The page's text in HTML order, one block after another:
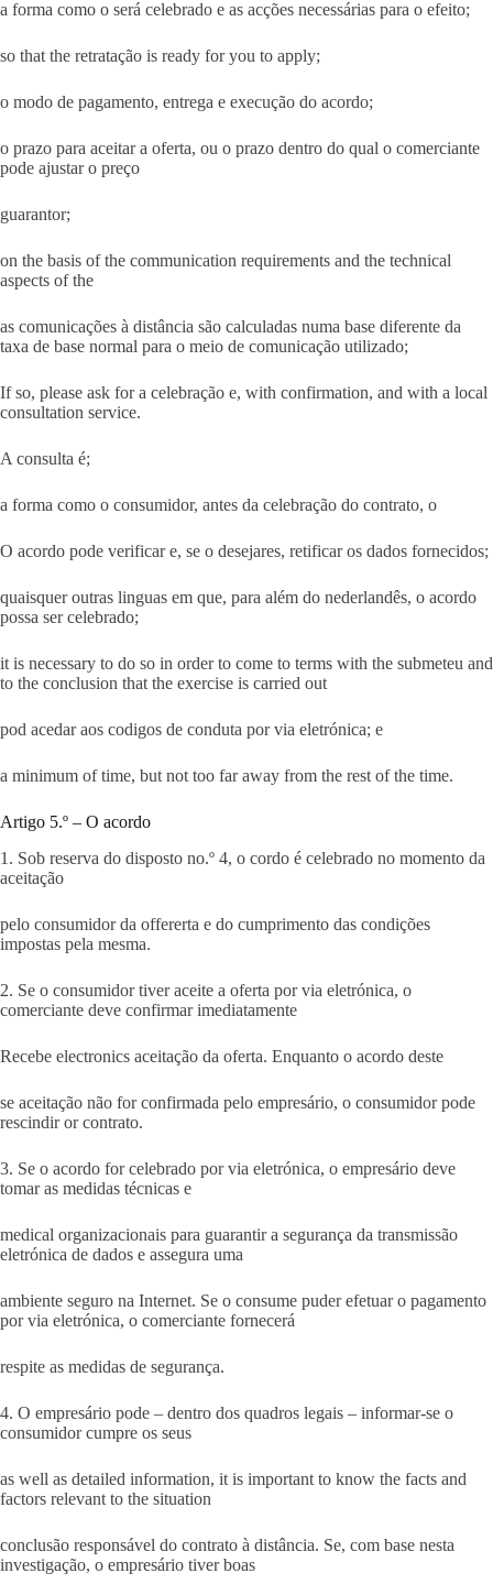
a forma como o será celebrado e as acções necessárias para o efeito;
so that the retratação is ready for you to apply;
o modo de pagamento, entrega e execução do acordo;
o prazo para aceitar a oferta, ou o prazo dentro do qual o comerciante
pode ajustar o preço
guarantor;
on the basis of the communication requirements and the technical
aspects of the
as comunicações à distância são calculadas numa base diferente da
taxa de base normal para o meio de comunicação utilizado;
If so, please ask for a celebração e, with confirmation, and with a local
consultation service.
A consulta é;
a forma como o consumidor, antes da celebração do contrato, o
O acordo pode verificar e, se o desejares, retificar os dados fornecidos;
quaisquer outras linguas em que, para além do nederlandês, o acordo
possa ser celebrado;
it is necessary to do so in order to come to terms with the submeteu and
to the conclusion that the exercise is carried out
pod acedar aos codigos de conduta por via eletrónica; e
a minimum of time, but not too far away from the rest of the time.
Artigo 5.º – O acordo
1. Sob reserva do disposto no.º 4, o cordo é celebrado no momento da
aceitação
pelo consumidor da offererta e do cumprimento das condições
impostas pela mesma.
2. Se o consumidor tiver aceite a oferta por via eletrónica, o
comerciante deve confirmar imediatamente
Recebe electronics aceitação da oferta. Enquanto o acordo deste
se aceitação não for confirmada pelo empresário, o consumidor pode
rescindir or contrato.
3. Se o acordo for celebrado por via eletrónica, o empresário deve
tomar as medidas técnicas e
medical organizacionais para guarantir a segurança da transmissão
eletrónica de dados e assegura uma
ambiente seguro na Internet. Se o consume puder efetuar o pagamento
por via eletrónica, o comerciante fornecerá
respite as medidas de segurança.
4. O empresário pode – dentro dos quadros legais – informar-se o
consumidor cumpre os seus
as well as detailed information, it is important to know the facts and
factors relevant to the situation
conclusão responsável do contrato à distância. Se, com base nesta
investigação, o empresário tiver boas